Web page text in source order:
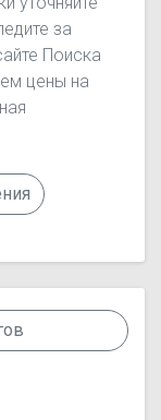
за
Поиска
цены на